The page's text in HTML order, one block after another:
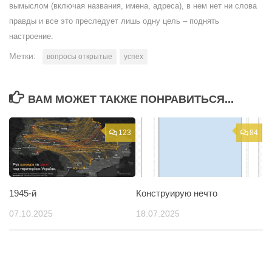
вымыслом (включая названия, имена, адреса), в нем нет ни слова
правды и все это преследует лишь одну цель – поднять
настроение.
Метки: вопросы открытые успех
ВАМ МОЖЕТ ТАКЖЕ ПОНРАВИТЬСЯ...
123
1945-й
07.10.2025
84
Конструирую нечто
18.07.2025